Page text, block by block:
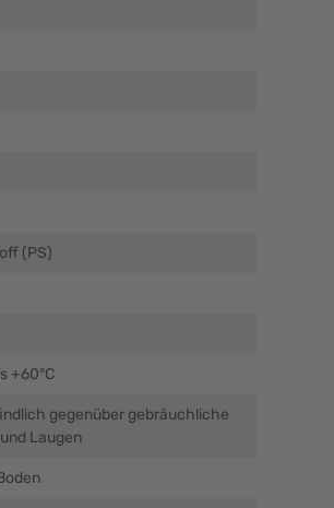
(PS)
+60°C
gegenüber gebräuchliche
Laugen